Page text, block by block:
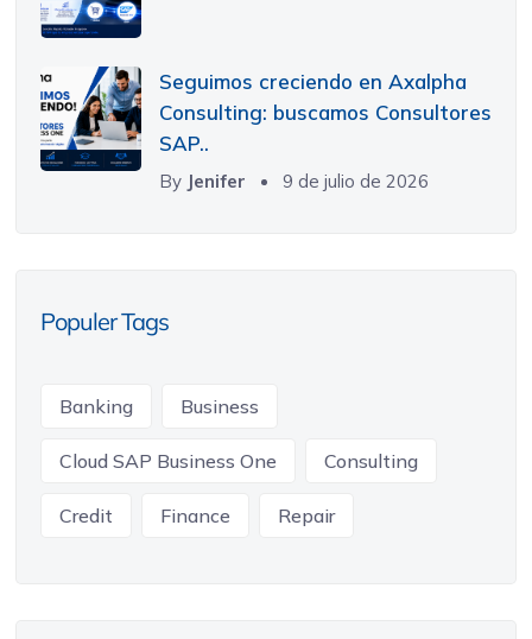
Seguimos creciendo en Axalpha
Consulting: buscamos Consultores
SAP..
By Jenifer 9 de julio de 2026
Populer Tags
Banking Business
Cloud SAP Business One Consulting
Credit Finance Repair